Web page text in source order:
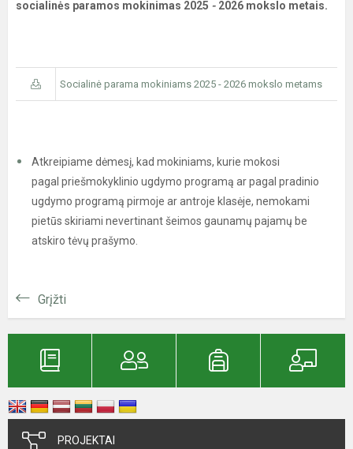
socialinės paramos mokinimas 2025 - 2026 mokslo metais.
Socialinė parama mokiniams 2025 - 2026 mokslo metams
Atkreipiame dėmesį, kad mokiniams, kurie mokosi
pagal priešmokyklinio ugdymo programą ar pagal pradinio
ugdymo programą pirmoje ar antroje klasėje, nemokami
pietūs skiriami nevertinant šeimos gaunamų pajamų be
atskiro tėvų prašymo.
Grįžti
PROJEKTAI